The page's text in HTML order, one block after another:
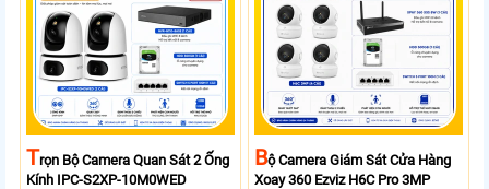
TRọn Bộ Camera Quan Sát 2 Ống
Kính IPC-S2XP-10M0WED
BỘ Camera Giám Sát Cửa Hàng
Xoay 360 Ezviz H6C Pro 3MP